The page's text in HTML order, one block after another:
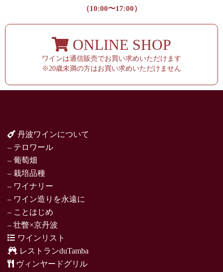
（10:00〜17:00）
ONLINE SHOP
ワインは通信販売でお買い求めいただけます
※20歳未満の方はお買い求めいただけません
丹波ワインについて
– テロワール
– 葡萄畑
– 栽培品種
– ワイナリー
– ワイン造りを永遠に
– ことはじめ
– 壮瞥×京丹波
ワインリスト
レストランduTamba
ヴィンヤードグリル